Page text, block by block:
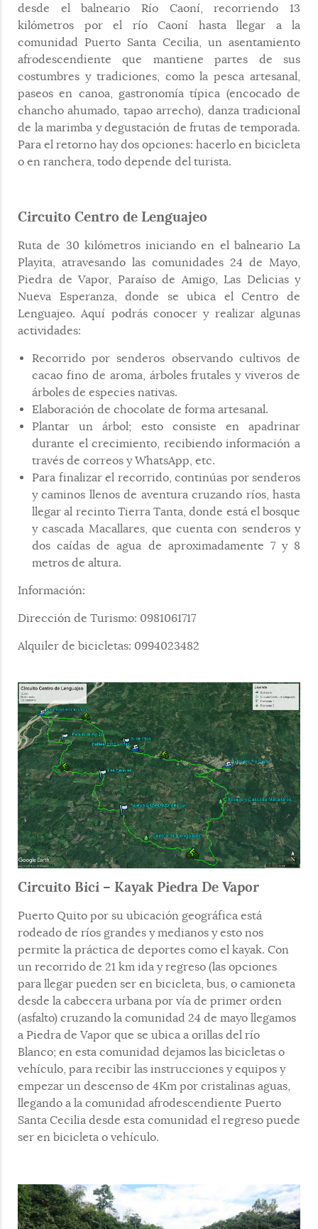
desde el balneario Río Caoní, recorriendo 13
kilómetros por el río Caoní hasta llegar a la
comunidad Puerto Santa Cecilia, un asentamiento
afrodescendiente que mantiene partes de sus
costumbres y tradiciones, como la pesca artesanal,
paseos en canoa, gastronomía típica (encocado de
chancho ahumado, tapao arrecho), danza tradicional
de la marimba y degustación de frutas de temporada.
Para el retorno hay dos opciones: hacerlo en bicicleta
o en ranchera, todo depende del turista.
Circuito Centro de Lenguajeo
Ruta de 30 kilómetros iniciando en el balneario La
Playita, atravesando las comunidades 24 de Mayo,
Piedra de Vapor, Paraíso de Amigo, Las Delicias y
Nueva Esperanza, donde se ubica el Centro de
Lenguajeo. Aquí podrás conocer y realizar algunas
actividades:
Recorrido por senderos observando cultivos de
cacao fino de aroma, árboles frutales y viveros de
árboles de especies nativas.
Elaboración de chocolate de forma artesanal.
Plantar un árbol; esto consiste en apadrinar
durante el crecimiento, recibiendo información a
través de correos y WhatsApp, etc.
Para finalizar el recorrido, continúas por senderos
y caminos llenos de aventura cruzando ríos, hasta
llegar al recinto Tierra Tanta, donde está el bosque
y cascada Macallares, que cuenta con senderos y
dos caídas de agua de aproximadamente 7 y 8
metros de altura.
Información:
Dirección de Turismo: 0981061717
Alquiler de bicicletas: 0994023482
Circuito Bici – Kayak Piedra De Vapor
Puerto Quito por su ubicación geográfica está
rodeado de ríos grandes y medianos y esto nos
permite la práctica de deportes como el kayak. Con
un recorrido de 21 km ida y regreso (las opciones
para llegar pueden ser en bicicleta, bus, o camioneta
desde la cabecera urbana por vía de primer orden
(asfalto) cruzando la comunidad 24 de mayo llegamos
a Piedra de Vapor que se ubica a orillas del río
Blanco; en esta comunidad dejamos las bicicletas o
vehículo, para recibir las instrucciones y equipos y
empezar un descenso de 4Km por cristalinas aguas,
llegando a la comunidad afrodescendiente Puerto
Santa Cecilia desde esta comunidad el regreso puede
ser en bicicleta o vehículo.